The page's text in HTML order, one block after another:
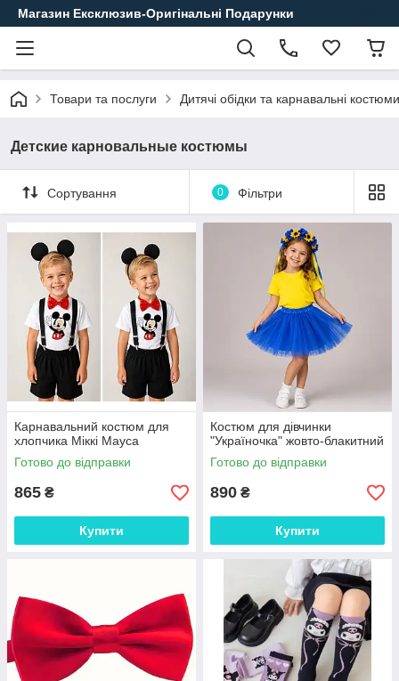
Магазин Ексклюзив-Оригінальні Подарунки
Товари та послуги Дитячі обідки та карнавальні костюми
Детские карновальные костюмы
Сортування 0 Фільтри
Карнавальний костюм для
хлопчика Міккі Мауса
Готово до відправки
865 ₴
Купити
Костюм для дівчинки
"Україночка" жовто-блакитний
Готово до відправки
890 ₴
Купити